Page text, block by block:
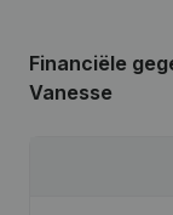
Financiële
Vanesse